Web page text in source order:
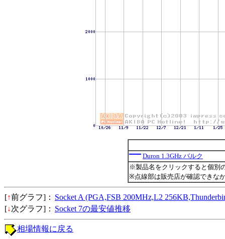
Duron 1.3GHz バルク
※製品名をクリックすると個別
※点線部は販売店が確認できな
[↑前グラフ]： Socket A (PGA,FSB 200MHz,L2
[↓次グラフ]： Socket 7の最安値推移
相場情報に戻る